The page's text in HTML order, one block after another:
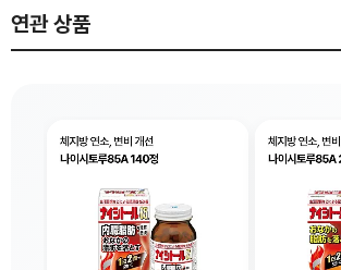
연관 상품